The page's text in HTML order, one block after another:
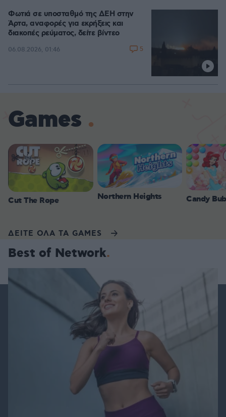
Φωτιά σε υποσταθμό της ΔΕΗ στην
Άρτα, αναφορές για εκρήξεις και
διακοπές ρεύματος, δείτε βίντεο
06.08.2026, 01:46 5
Games
Cut The Rope Northern Heights Candy
ΔΕΙΤΕ ΟΛΑ ΤΑ GAMES
Best of Network